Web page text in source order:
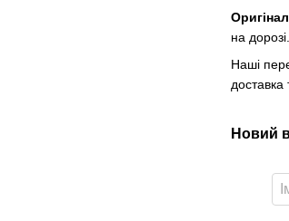
на дорозі.
Наші
доставка
Новий